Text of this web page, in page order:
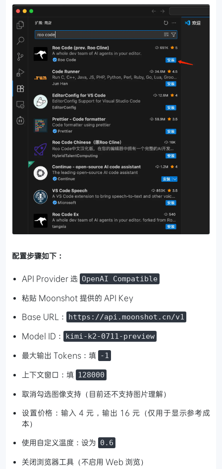
配置步骤如下：
API Provider 选 OpenAI Compatible
粘贴 Moonshot 提供的 API Key
Base URL：
https://api.moonshot.cn/v1
Model ID： kimi-k2-0711-preview
最大输出 Tokens：填 -1
上下文窗口：填 128000
取消勾选图像支持（目前还不支持图片理解）
设置价格：输入 4 元，输出 16 元（仅用于显示参考成
本）
使用自定义温度：设为 0.6
关闭浏览器工具（不启用 Web 浏览）